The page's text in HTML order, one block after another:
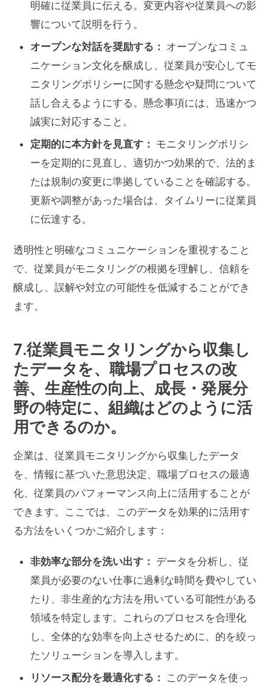
明確に従業員に伝える。変更内容や従業員への影
響について説明を行う。
オープンな対話を奨励する： オープンなコミュ
ニケーション文化を醸成し、従業員が安心してモ
ニタリングポリシーに関する懸念や疑問について
話し合えるようにする。懸念事項には、迅速かつ
誠実に対応すること。
定期的に本方針を見直す： モニタリングポリシ
ーを定期的に見直し、適切かつ効果的で、法的ま
たは規制の変更に準拠していることを確認する。
更新や調整があった場合は、タイムリーに従業員
に伝達する。
透明性と明確なコミュニケーションを重視すること
で、従業員がモニタリングの根拠を理解し、信頼を
醸成し、誤解や対立の可能性を低減することができ
ます。
7.従業員モニタリングから収集し
たデータを、職場プロセスの改
善、生産性の向上、成長・発展分
野の特定に、組織はどのように活
用できるのか。
企業は、従業員モニタリングから収集したデータ
を、情報に基づいた意思決定、職場プロセスの最適
化、従業員のパフォーマンス向上に活用することが
できます。ここでは、このデータを効果的に活用す
る方法をいくつかご紹介します：
非効率な部分を洗い出す： データを分析し、従
業員が必要のない仕事に過剰な時間を費やしてい
たり、非生産的な方法を用いている可能性がある
領域を特定します。これらのプロセスを合理化
し、全体的な効率を向上させるために、的を絞っ
たソリューションを導入します。
リソース配分を最適化する： このデータを使っ